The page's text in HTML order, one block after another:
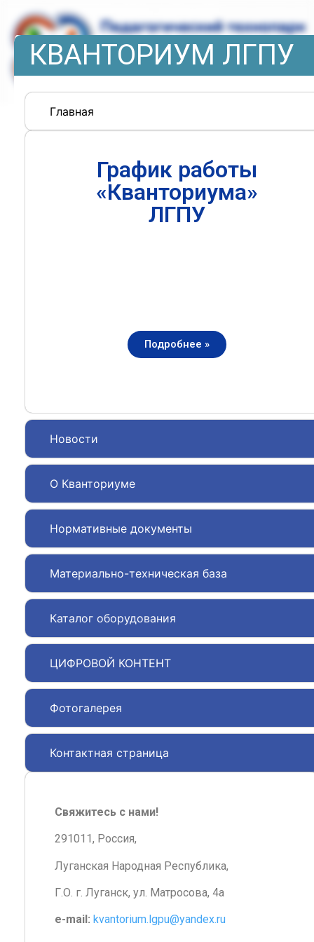
КВАНТОРИУМ ЛГПУ
Главная
Новости
О Кванториуме
Нормативные документы
Материально-техническая база
Каталог оборудования
ЦИФРОВОЙ КОНТЕНТ
Фотогалерея
Контактная страница
График работы
«Кванториума»
ЛГПУ
Подробнее »
Свяжитесь с нами!
291011, Россия,
Луганская Народная Республика,
Г.О. г. Луганск, ул. Матросова, 4а
e-mail: kvantorium.lgpu@yandex.ru